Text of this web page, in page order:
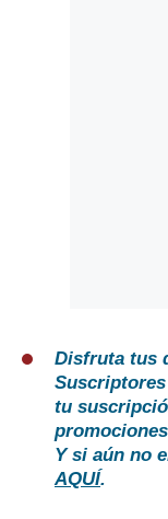
Disfruta tus
tu
Y si aún no
AQUÍ.